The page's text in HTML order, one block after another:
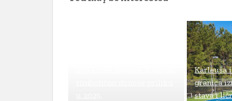
Karleuša
granica
stava i